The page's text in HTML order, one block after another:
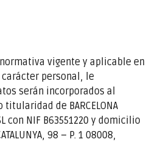
vigente y aplicable en
personal, le
serán incorporados al
de BARCELONA
SL con NIF B63551220 y domicilio
98 – P. 1 08008,